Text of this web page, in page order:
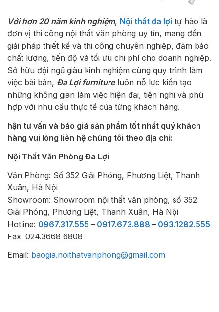
Với hơn 20 năm kinh nghiệm, Nội thất đa lợi tự hào là
đơn vị thi công nội thất văn phòng uy tín, mang đến
giải pháp thiết kế và thi công chuyên nghiệp, đảm bảo
chất lượng, tiến độ và tối ưu chi phí cho doanh nghiệp.
Sở hữu đội ngũ giàu kinh nghiệm cùng quy trình làm
việc bài bản, Đa Lợi furniture luôn nỗ lực kiến tạo
những không gian làm việc hiện đại, tiện nghi và phù
hợp với nhu cầu thực tế của từng khách hàng.
hận tư vấn và báo giá sản phẩm tốt nhất quý khách
hàng vui lòng liên hệ chúng tôi theo địa chỉ:
Nội Thất Văn Phòng Đa Lợi
Văn Phòng: Số 352 Giải Phóng, Phương Liệt, Thanh
Xuân, Hà Nội
Showroom: Showroom nội thất văn phòng, số 352
Giải Phóng, Phương Liệt, Thanh Xuân, Hà Nội
Hotline: 0967.317.555 – 0917.673.888 – 093.1282.555
Fax: 024.3668 6808
Email: baogia.noithatvanphong@gmail.com